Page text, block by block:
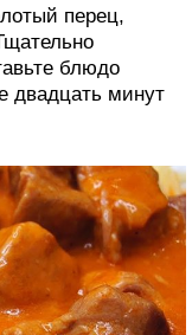
перец,
блюдо
двадцать минут